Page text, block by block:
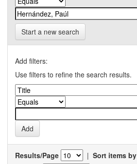
Start a new search
Add filters:
Use filters to refine the search results.
Results/Page | Sort items by